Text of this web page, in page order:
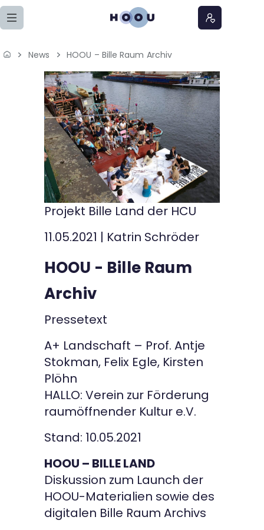
Zum Seiteninhalt springen
Home
Lernangebote
Podcasts
Meine Lernangebote
News
Veranstaltungen
News HOOU – Bille Raum Archiv
Projekt Bille Land der HCU
11.05.2021 | Katrin Schröder
HOOU - Bille Raum
Archiv
Pressetext
A+ Landschaft – Prof. Antje
Stokman, Felix Egle, Kirsten
Plöhn
HALLO: Verein zur Förderung
raumöffnender Kultur e.V.
Stand: 10.05.2021
HOOU – BILLE LAND
Diskussion zum Launch der
HOOU-Materialien sowie des
digitalen Bille Raum Archivs